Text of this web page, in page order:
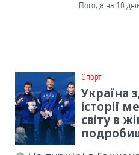
Погода на 10
Cпорт
Україна
історії
світу в